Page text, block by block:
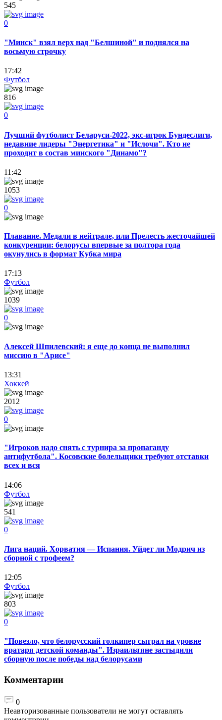
545
0
"Минск" взял верх над "Белшиной" и поднялся на
восьмую строчку
17:42
Футбол
816
0
Лучший футболист Беларуси-2022, экс-игрок Бундеслиги,
недавние лидеры "Энергетика" и "Ислочи". Кто не
проходит в состав минского "Динамо"?
11:42
1053
0
Плавание. Медали в нейтрале, или Прелесть жесточайшей
конкуренции: белорусы впервые за полтора года
окунулись в формат Кубка мира
17:13
Футбол
1039
0
Алексей Шпилевский: я еще до конца не выполнил
миссию в "Арисе"
13:31
Хоккей
2012
0
"Игроков надо снять с турнира за пропаганду
антифутбола". Косовские болельщики требуют отставки
всех и вся
14:06
Футбол
541
0
Лига наций. Хорватия — Испания. Уйдет ли Модрич из
сборной с трофеем?
12:05
Футбол
803
0
"Повезло, что белорусский голкипер сыграл на уровне
вратаря детской команды". Израильтяне застыдили
сборную после победы над белорусами
Комментарии
0
Неавторизованные пользователи не могут оставлять